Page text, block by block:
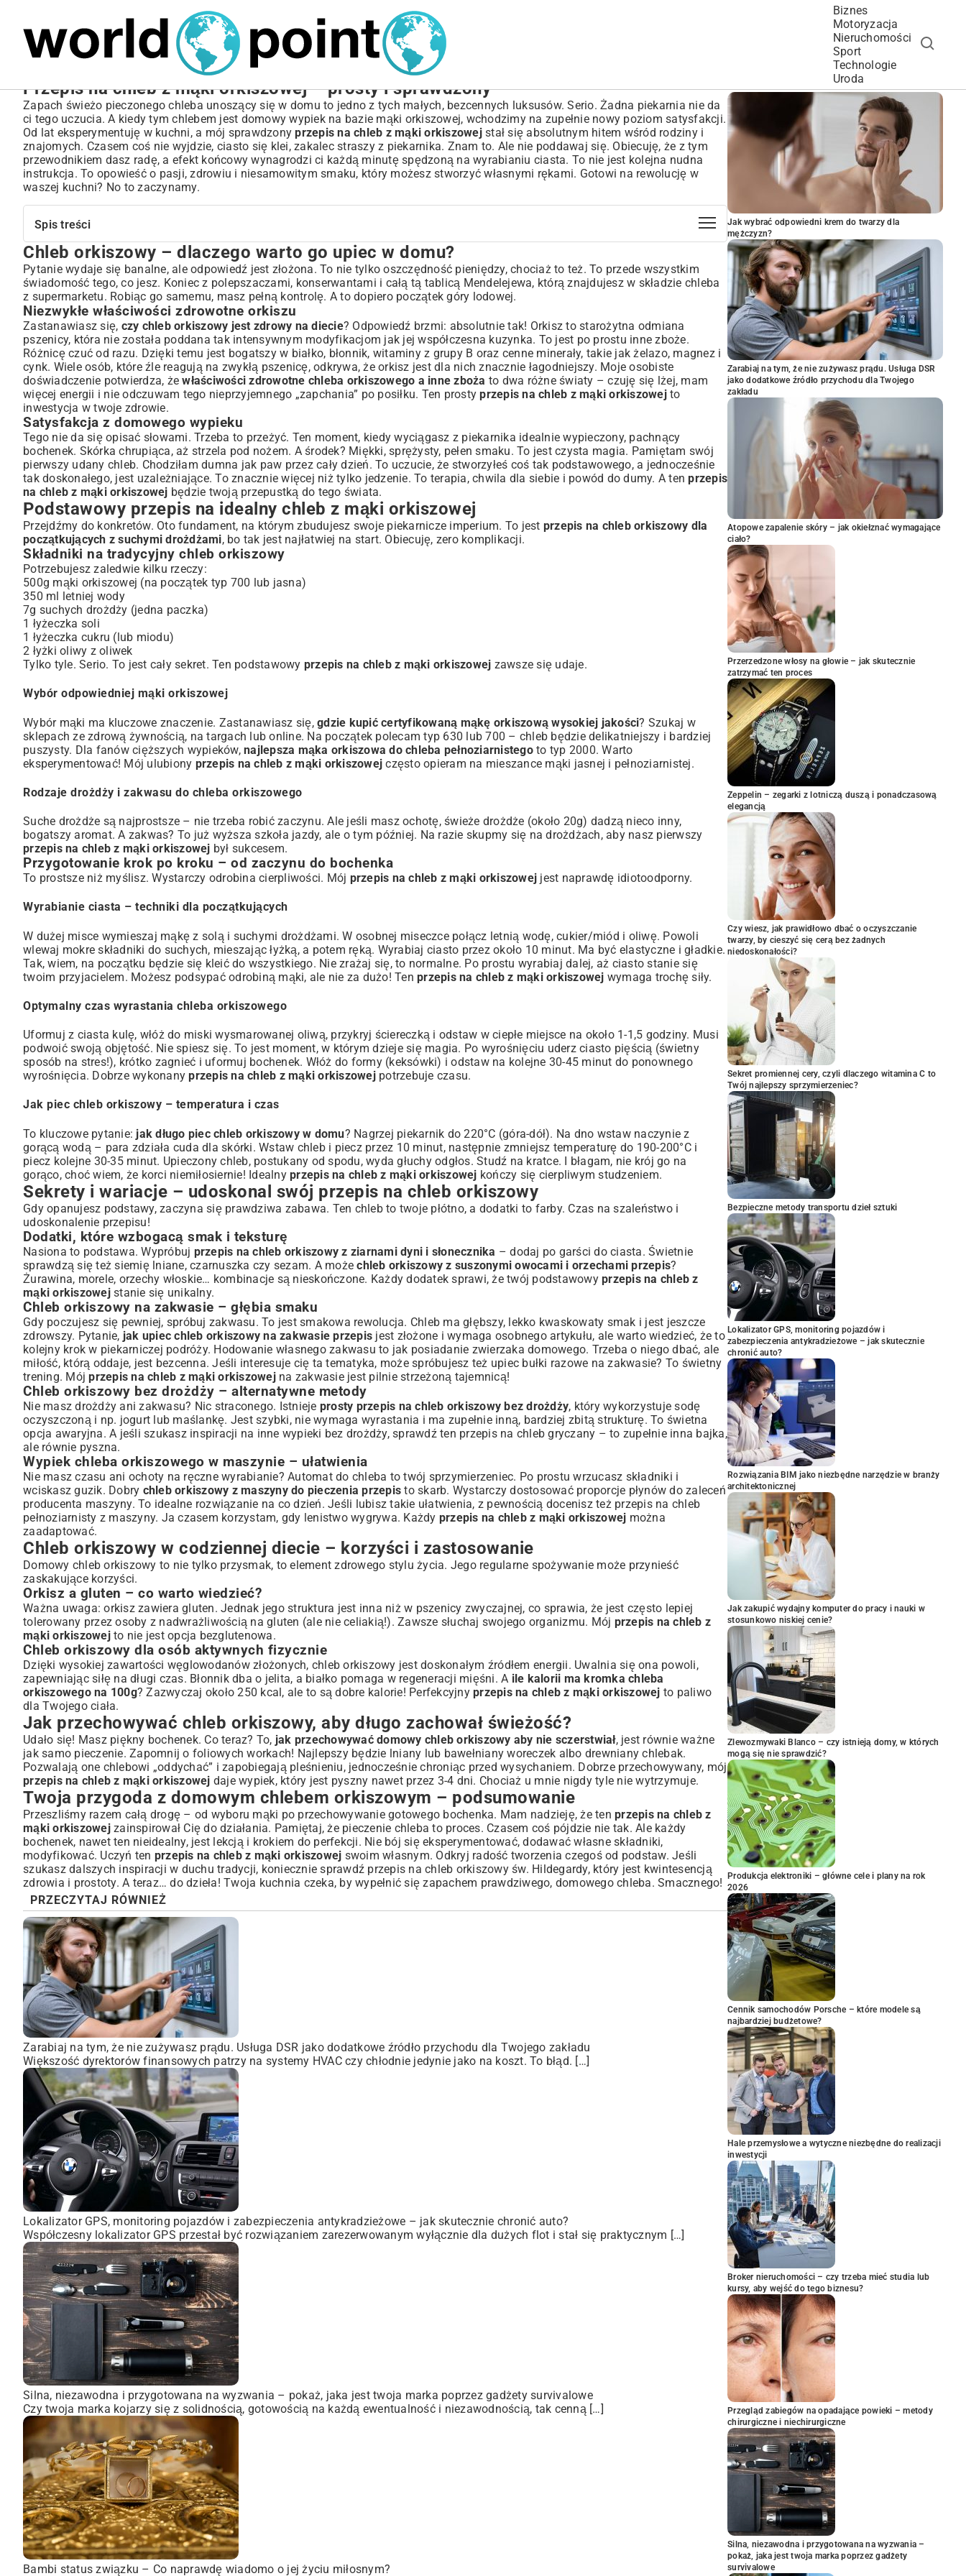
Biznes
Motoryzacja
Nieruchomości
Sport
Technologie
Uroda
Przepis na chleb z mąki orkiszowej – prosty i sprawdzony
Zapach świeżo pieczonego chleba unoszący się w domu to jedno z tych małych, bezcennych luksusów. Serio. Żadna piekarnia nie da
ci tego uczucia. A kiedy tym chlebem jest domowy wypiek na bazie mąki orkiszowej, wchodzimy na zupełnie nowy poziom satysfakcji.
Od lat eksperymentuję w kuchni, a mój sprawdzonyprzepis na chleb z mąki orkiszowejstał się absolutnym hitem wśród rodziny i
znajomych. Czasem coś nie wyjdzie, ciasto się klei, zakalec straszy z piekarnika. Znam to. Ale nie poddawaj się. Obiecuję, że z tym
przewodnikiem dasz radę, a efekt końcowy wynagrodzi ci każdą minutę spędzoną na wyrabianiu ciasta. To nie jest kolejna nudna
instrukcja. To opowieść o pasji, zdrowiu i niesamowitym smaku, który możesz stworzyć własnymi rękami. Gotowi na rewolucję w
waszej kuchni? No to zaczynamy.
Spis treści
Chleb orkiszowy – dlaczego warto go upiec w domu?
Niezwykłe właściwości zdrowotne orkiszu
Satysfakcja z domowego wypieku
Podstawowy przepis na idealny chleb z mąki orkiszowej
Składniki na tradycyjny chleb orkiszowy
Przygotowanie krok po kroku – od zaczynu do bochenka
Sekrety i wariacje – udoskonal swój przepis na chleb orkiszowy
Dodatki, które wzbogacą smak i teksturę
Chleb orkiszowy na zakwasie – głębia smaku
Chleb orkiszowy bez drożdży – alternatywne metody
Wypiek chleba orkiszowego w maszynie – ułatwienia
Chleb orkiszowy w codziennej diecie – korzyści i zastosowanie
Orkisz a gluten – co warto wiedzieć?
Chleb orkiszowy dla osób aktywnych fizycznie
Jak przechowywać chleb orkiszowy, aby długo zachował świeżość?
Twoja przygoda z domowym chlebem orkiszowym – podsumowanie
Chleb orkiszowy – dlaczego warto go upiec w domu?
Pytanie wydaje się banalne, ale odpowiedź jest złożona. To nie tylko oszczędność pieniędzy, chociaż to też. To przede wszystkim
świadomość tego, co jesz. Koniec z polepszaczami, konserwantami i całą tą tablicą Mendelejewa, którą znajdujesz w składzie chleba
z supermarketu. Robiąc go samemu, masz pełną kontrolę. A to dopiero początek góry lodowej.
Niezwykłe właściwości zdrowotne orkiszu
Zastanawiasz się, czy chleb orkiszowy jest zdrowy na diecie? Odpowiedź brzmi: absolutnie tak! Orkisz to starożytna odmiana
pszenicy, która nie została poddana tak intensywnym modyfikacjom jak jej współczesna kuzynka. To jest po prostu inne zboże.
Różnicę czuć od razu. Dzięki temu jest bogatszy w białko, błonnik, witaminy z grupy B oraz cenne minerały, takie jak żelazo, magnez i
cynk. Wiele osób, które źle reagują na zwykłą pszenicę, odkrywa, że orkisz jest dla nich znacznie łagodniejszy. Moje osobiste
doświadczenie potwierdza, żewłaściwości zdrowotne chleba orkiszowego a inne zboża to dwa różne światy – czuję się lżej, mam
więcej energii i nie odczuwam tego nieprzyjemnego „zapchania” po posiłku. Ten prostyprzepis na chleb z mąki orkiszowejto
inwestycja w twoje zdrowie.
Satysfakcja z domowego wypieku
Tego nie da się opisać słowami. Trzeba to przeżyć. Ten moment, kiedy wyciągasz z piekarnika idealnie wypieczony, pachnący
bochenek. Skórka chrupiąca, aż strzela pod nożem. A środek? Miękki, sprężysty, pełen smaku. To jest czysta magia. Pamiętam swój
pierwszy udany chleb. Chodziłam dumna jak paw przez cały dzień. To uczucie, że stworzyłeś coś tak podstawowego, a jednocześnie
tak doskonałego, jest uzależniające. To znacznie więcej niż tylko jedzenie. To terapia, chwila dla siebie i powód do dumy. A tenprzepis
na chleb z mąki orkiszowej będzie twoją przepustką do tego świata.
Podstawowy przepis na idealny chleb z mąki orkiszowej
Przejdźmy do konkretów. Oto fundament, na którym zbudujesz swoje piekarnicze imperium. To jest przepis na chleb orkiszowy dla
początkujących z suchymi drożdżami, bo tak jest najłatwiej na start. Obiecuję, zero komplikacji.
Składniki na tradycyjny chleb orkiszowy
Potrzebujesz zaledwie kilku rzeczy:
500g mąki orkiszowej (na początek typ 700 lub jasna)
350 ml letniej wody
7g suchych drożdży (jedna paczka)
1 łyżeczka soli
1 łyżeczka cukru (lub miodu)
2 łyżki oliwy z oliwek
Tylko tyle. Serio. To jest cały sekret. Ten podstawowy przepis na chleb z mąki orkiszowej zawsze się udaje.
Wybór odpowiedniej mąki orkiszowej
Wybór mąki ma kluczowe znaczenie. Zastanawiasz się, gdzie kupić certyfikowaną mąkę orkiszową wysokiej jakości? Szukaj w
sklepach ze zdrową żywnością, na targach lub online. Na początek polecam typ 630 lub 700 – chleb będzie delikatniejszy i bardziej
puszysty. Dla fanów cięższych wypieków, najlepsza mąka orkiszowa do chleba pełnoziarnistegoto typ 2000. Warto
eksperymentować! Mój ulubiony przepis na chleb z mąki orkiszowej często opieram na mieszance mąki jasnej i pełnoziarnistej.
Rodzaje drożdży i zakwasu do chleba orkiszowego
Suche drożdże są najprostsze – nie trzeba robić zaczynu. Ale jeśli masz ochotę, świeże drożdże (około 20g) dadzą nieco inny,
bogatszy aromat. A zakwas? To już wyższa szkoła jazdy, ale o tym później. Na razie skupmy się na drożdżach, aby nasz pierwszy
przepis na chleb z mąki orkiszowej był sukcesem.
Przygotowanie krok po kroku – od zaczynu do bochenka
To prostsze niż myślisz. Wystarczy odrobina cierpliwości. Mój przepis na chleb z mąki orkiszowej jest naprawdę idiotoodporny.
Wyrabianie ciasta – techniki dla początkujących
W dużej misce wymieszaj mąkę z solą i suchymi drożdżami. W osobnej miseczce połącz letnią wodę, cukier/miód i oliwę. Powoli
wlewaj mokre składniki do suchych, mieszając łyżką, a potem ręką. Wyrabiaj ciasto przez około 10 minut. Ma być elastyczne i gładkie.
Tak, wiem, na początku będzie się kleić do wszystkiego. Nie zrażaj się, to normalne. Po prostu wyrabiaj dalej, aż ciasto stanie się
twoim przyjacielem. Możesz podsypać odrobiną mąki, ale nie za dużo! Ten przepis na chleb z mąki orkiszowej wymaga trochę siły.
Optymalny czas wyrastania chleba orkiszowego
Uformuj z ciasta kulę, włóż do miski wysmarowanej oliwą, przykryj ściereczką i odstaw w ciepłe miejsce na około 1-1,5 godziny. Musi
podwoić swoją objętość. Nie spiesz się. To jest moment, w którym dzieje się magia. Po wyrośnięciu uderz ciasto pięścią (świetny
sposób na stres!), krótko zagnieć i uformuj bochenek. Włóż do formy (keksówki) i odstaw na kolejne 30-45 minut do ponownego
wyrośnięcia. Dobrze wykonanyprzepis na chleb z mąki orkiszowejpotrzebuje czasu.
Jak piec chleb orkiszowy – temperatura i czas
To kluczowe pytanie: jak długo piec chleb orkiszowy w domu? Nagrzej piekarnik do 220°C (góra-dół). Na dno wstaw naczynie z
gorącą wodą – para zdziała cuda dla skórki. Wstaw chleb i piecz przez 10 minut, następnie zmniejsz temperaturę do 190-200°C i
piecz kolejne 30-35 minut. Upieczony chleb, postukany od spodu, wyda głuchy odgłos. Studź na kratce. I błagam, nie krój go na
gorąco, choć wiem, że korci niemiłosiernie! Idealny przepis na chleb z mąki orkiszowej kończy się cierpliwym studzeniem.
Sekrety i wariacje – udoskonal swój przepis na chleb orkiszowy
Gdy opanujesz podstawy, zaczyna się prawdziwa zabawa. Ten chleb to twoje płótno, a dodatki to farby. Czas na szaleństwo i
udoskonalenie przepisu!
Dodatki, które wzbogacą smak i teksturę
Nasiona to podstawa. Wypróbuj przepis na chleb orkiszowy z ziarnami dyni i słonecznika – dodaj po garści do ciasta. Świetnie
sprawdzą się też siemię lniane, czarnuszka czy sezam. A możechleb orkiszowy z suszonymi owocami i orzechami przepis?
Żurawina, morele, orzechy włoskie… kombinacje są nieskończone. Każdy dodatek sprawi, że twój podstawowy przepis na chleb z
mąki orkiszowejstanie się unikalny.
Chleb orkiszowy na zakwasie – głębia smaku
Gdy poczujesz się pewniej, spróbuj zakwasu. To jest smakowa rewolucja. Chleb ma głębszy, lekko kwaskowaty smak i jest jeszcze
zdrowszy. Pytanie, jak upiec chleb orkiszowy na zakwasie przepis jest złożone i wymaga osobnego artykułu, ale warto wiedzieć, że to
kolejny krok w piekarniczej podróży. Hodowanie własnego zakwasu to jak posiadanie zwierzaka domowego. Trzeba o niego dbać, ale
miłość, którą oddaje, jest bezcenna. Jeśli interesuje cię ta tematyka, może spróbujesz też upiec bułki razowe na zakwasie? To świetny
trening. Mójprzepis na chleb z mąki orkiszowejna zakwasie jest pilnie strzeżoną tajemnicą!
Chleb orkiszowy bez drożdży – alternatywne metody
Nie masz drożdży ani zakwasu? Nic straconego. Istnieje prosty przepis na chleb orkiszowy bez drożdży, który wykorzystuje sodę
oczyszczoną i np. jogurt lub maślankę. Jest szybki, nie wymaga wyrastania i ma zupełnie inną, bardziej zbitą strukturę. To świetna
opcja awaryjna. A jeśli szukasz inspiracji na inne wypieki bez drożdży, sprawdź ten przepis na chleb gryczany – to zupełnie inna bajka,
ale równie pyszna.
Wypiek chleba orkiszowego w maszynie – ułatwienia
Nie masz czasu ani ochoty na ręczne wyrabianie? Automat do chleba to twój sprzymierzeniec. Po prostu wrzucasz składniki i
wciskasz guzik. Dobry chleb orkiszowy z maszyny do pieczenia przepis to skarb. Wystarczy dostosować proporcje płynów do zaleceń
producenta maszyny. To idealne rozwiązanie na co dzień. Jeśli lubisz takie ułatwienia, z pewnością docenisz też przepis na chleb
pełnoziarnisty z maszyny. Ja czasem korzystam, gdy lenistwo wygrywa. Każdy przepis na chleb z mąki orkiszowej można
zaadaptować.
Chleb orkiszowy w codziennej diecie – korzyści i zastosowanie
Domowy chleb orkiszowy to nie tylko przysmak, to element zdrowego stylu życia. Jego regularne spożywanie może przynieść
zaskakujące korzyści.
Orkisz a gluten – co warto wiedzieć?
Ważna uwaga: orkisz zawiera gluten. Jednak jego struktura jest inna niż w pszenicy zwyczajnej, co sprawia, że jest często lepiej
tolerowany przez osoby z nadwrażliwością na gluten (ale nie celiakią!). Zawsze słuchaj swojego organizmu. Mój przepis na chleb z
mąki orkiszowejto nie jest opcja bezglutenowa.
Chleb orkiszowy dla osób aktywnych fizycznie
Dzięki wysokiej zawartości węglowodanów złożonych, chleb orkiszowy jest doskonałym źródłem energii. Uwalnia się ona powoli,
zapewniając siłę na długi czas. Błonnik dba o jelita, a białko pomaga w regeneracji mięśni. A ile kalorii ma kromka chleba
orkiszowego na 100g? Zazwyczaj około 250 kcal, ale to są dobre kalorie! Perfekcyjny przepis na chleb z mąki orkiszowej to paliwo
dla Twojego ciała.
Jak przechowywać chleb orkiszowy, aby długo zachował świeżość?
Udało się! Masz piękny bochenek. Co teraz? To, jak przechowywać domowy chleb orkiszowy aby nie sczerstwiał, jest równie ważne
jak samo pieczenie. Zapomnij o foliowych workach! Najlepszy będzie lniany lub bawełniany woreczek albo drewniany chlebak.
Pozwalają one chlebowi „oddychać” i zapobiegają pleśnieniu, jednocześnie chroniąc przed wysychaniem. Dobrze przechowywany, mój
przepis na chleb z mąki orkiszowej daje wypiek, który jest pyszny nawet przez 3-4 dni. Chociaż u mnie nigdy tyle nie wytrzymuje.
Twoja przygoda z domowym chlebem orkiszowym – podsumowanie
Przeszliśmy razem całą drogę – od wyboru mąki po przechowywanie gotowego bochenka. Mam nadzieję, że ten przepis na chleb z
mąki orkiszowejzainspirował Cię do działania. Pamiętaj, że pieczenie chleba to proces. Czasem coś pójdzie nie tak. Ale każdy
bochenek, nawet ten nieidealny, jest lekcją i krokiem do perfekcji. Nie bój się eksperymentować, dodawać własne składniki,
modyfikować. Uczyń ten przepis na chleb z mąki orkiszowej swoim własnym. Odkryj radość tworzenia czegoś od podstaw. Jeśli
szukasz dalszych inspiracji w duchu tradycji, koniecznie sprawdź przepis na chleb orkiszowy św. Hildegardy, który jest kwintesencją
zdrowia i prostoty. A teraz… do dzieła! Twoja kuchnia czeka, by wypełnić się zapachem prawdziwego, domowego chleba. Smacznego!
PRZECZYTAJ RÓWNIEŻ
Zarabiaj na tym, że nie zużywasz prądu. Usługa DSR jako dodatkowe źródło przychodu dla Twojego zakładu
Większość dyrektorów finansowych patrzy na systemy HVAC czy chłodnie jedynie jako na koszt. To błąd. […]
Lokalizator GPS, monitoring pojazdów i zabezpieczenia antykradzieżowe – jak skutecznie chronić auto?
Współczesny lokalizator GPS przestał być rozwiązaniem zarezerwowanym wyłącznie dla dużych flot i stał się praktycznym […]
Silna, niezawodna i przygotowana na wyzwania – pokaż, jaka jest twoja marka poprzez gadżety survivalowe
Czy twoja marka kojarzy się z solidnością, gotowością na każdą ewentualność i niezawodnością, tak cenną […]
Bambi status związku – Co naprawdę wiadomo o jej życiu miłosnym?
POPULARNE ARTYKUŁY
Jak wybrać odpowiedni krem do twarzy dla
mężczyzn?
Zarabiaj na tym, że nie zużywasz prądu. Usługa DSR
jako dodatkowe źródło przychodu dla Twojego
zakładu
Atopowe zapalenie skóry – jak okiełznać wymagające
ciało?
Przerzedzone włosy na głowie – jak skutecznie
zatrzymać ten proces
Zeppelin – zegarki z lotniczą duszą i ponadczasową
elegancją
Czy wiesz, jak prawidłowo dbać o oczyszczanie
twarzy, by cieszyć się cerą bez żadnych
niedoskonałości?
Sekret promiennej cery, czyli dlaczego witamina C to
Twój najlepszy sprzymierzeniec?
Bezpieczne metody transportu dzieł sztuki
Lokalizator GPS, monitoring pojazdów i
zabezpieczenia antykradzieżowe – jak skutecznie
chronić auto?
Rozwiązania BIM jako niezbędne narzędzie w branży
architektonicznej
Jak zakupić wydajny komputer do pracy i nauki w
stosunkowo niskiej cenie?
Zlewozmywaki Blanco – czy istnieją domy, w których
mogą się nie sprawdzić?
Produkcja elektroniki – główne cele i plany na rok
2026
Cennik samochodów Porsche – które modele są
najbardziej budżetowe?
Hale przemysłowe a wytyczne niezbędne do realizacji
inwestycji
Broker nieruchomości – czy trzeba mieć studia lub
kursy, aby wejść do tego biznesu?
Przegląd zabiegów na opadające powieki – metody
chirurgiczne i niechirurgiczne
Silna, niezawodna i przygotowana na wyzwania –
pokaż, jaka jest twoja marka poprzez gadżety
survivalowe